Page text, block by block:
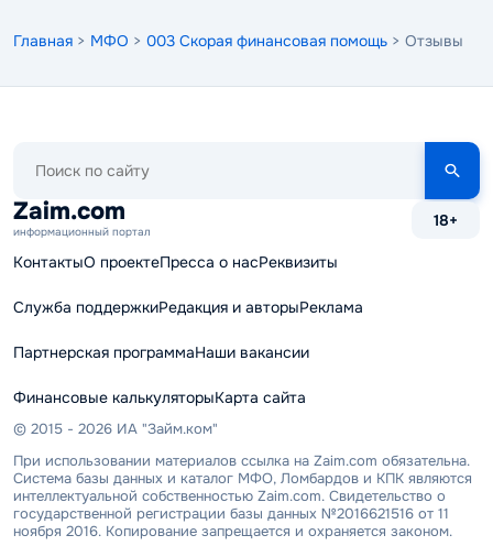
Главная > МФО > 003 Скорая финансовая помощь > Отзывы
сайту
Zaim.com
информационный портал
18+
КонтактыО проектеПресса о насРеквизиты
Служба поддержкиРедакция и авторыРеклама
Партнерская программаНаши вакансии
Финансовые калькуляторыКарта сайта
© 2015 - 2026 ИА "Займ.ком"
При использовании материалов ссылка на Zaim.com обязательна.
Система базы данных и каталог МФО, Ломбардов и КПК являются
интеллектуальной собственностью Zaim.com. Свидетельство о
государственной регистрации базы данных №2016621516 от 11
ноября 2016. Копирование запрещается и охраняется законом.